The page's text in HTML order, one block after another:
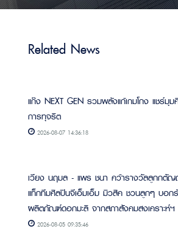
Related News
แก๊ง NEXT GEN รวมพลังแก้เกมโกง แชร์มุ
การทุจริต
2026-08-07 14:36:18
เวียง นฤมล - แพร ชนา คว้ารางวัลลูกกตั
แท็กทีมศิลปินจีเอ็มเอ็ม มิวสิค ชวนลูกๆ บอก
ผลิตภัณฑ์ดอกมะลิ จากสภาสังคมสงเคราะห์ฯ
2026-08-05 09:35:46